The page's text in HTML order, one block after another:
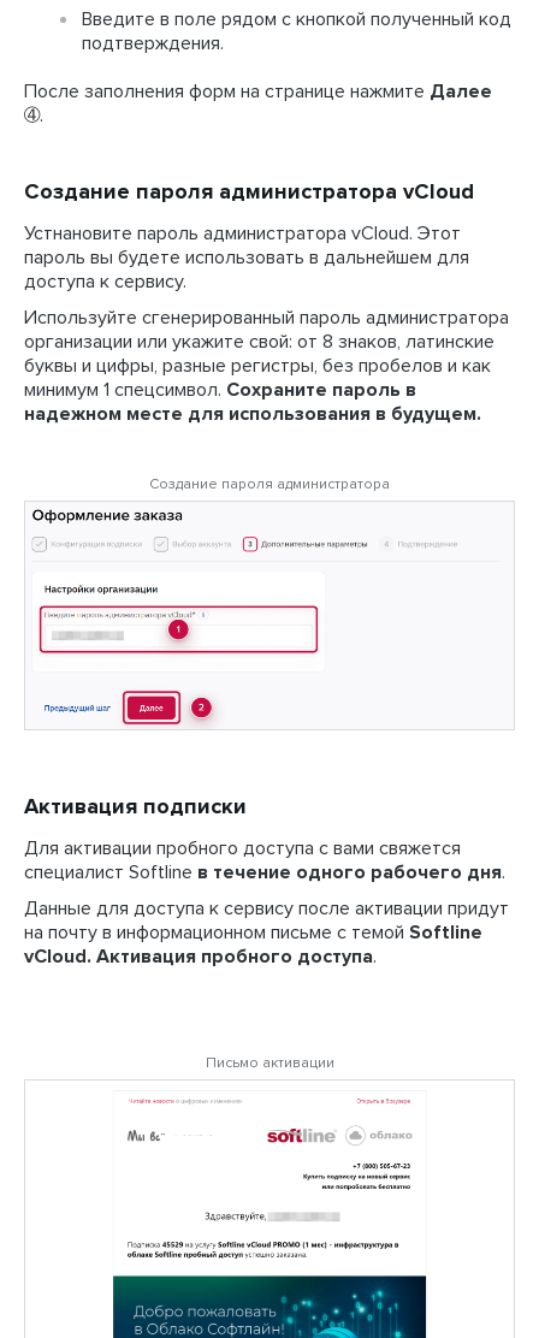
Введите в поле рядом с кнопкой полученный код
подтверждения.
После заполнения форм на странице нажмите Далее
➃.
Создание пароля администратора vCloud
Устнановите пароль администратора vCloud. Этот
пароль вы будете использовать в дальнейшем для
доступа к сервису.
Используйте сгенерированный пароль администратора
организации или укажите свой: от 8 знаков, латинские
буквы и цифры, разные регистры, без пробелов и как
минимум 1 спецсимвол. Сохраните пароль в
надежном месте для использования в будущем.
Создание пароля администратора
Активация подписки
Для активации пробного доступа с вами свяжется
специалист Softline в течение одного рабочего дня.
Данные для доступа к сервису после активации придут
на почту в информационном письме с темой Softline
vCloud. Активация пробного доступа.
Письмо активации